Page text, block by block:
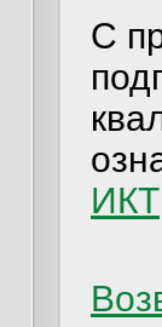
С
ИКТ